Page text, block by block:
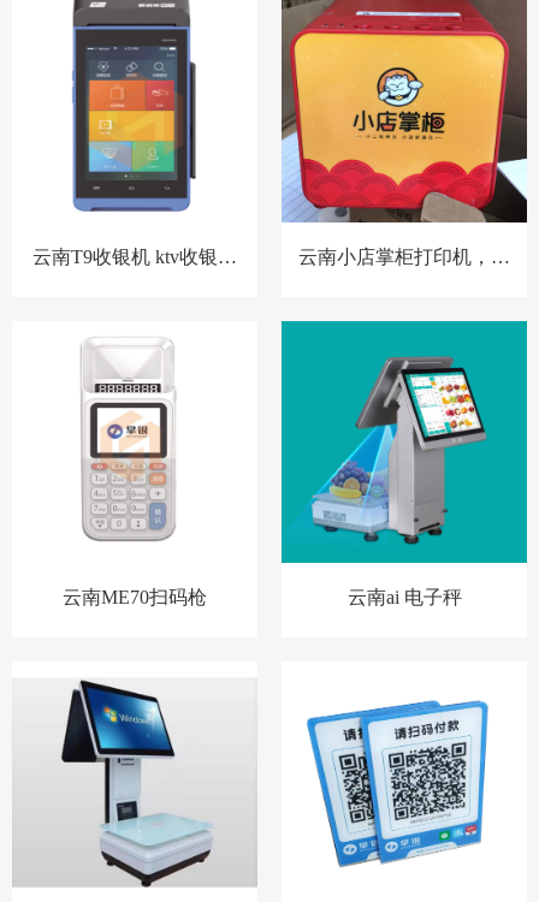
云南T9收银机 ktv收银系
云南小店掌柜打印机，扫
云南ME70扫码枪 云南ai 电子秤